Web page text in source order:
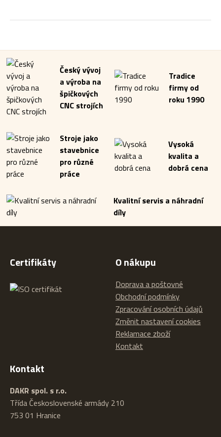
Český vývoj
a výroba na
špičkových
CNC strojích
Tradice
firmy od
roku 1990
Stroje jako
stavebnice
pro různé
práce
Vysoká
kvalita a
dobrá cena
Kvalitní servis a náhradní
díly
Certifikáty O nákupu
Doprava a poštovné
Obchodní podmínky
Zpracování osobních údajů
Změnit nastavení cookies
Reklamace zboží
Kontakt
Kontakt
DAKR spol. s r.o.
Třída Československé armády 210
753 01 Hranice